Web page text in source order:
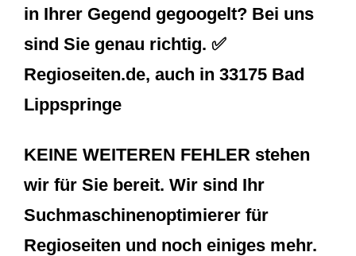
in Ihrer Gegend gegoogelt? Bei uns
sind Sie genau richtig. ✅
Regioseiten.de, auch in 33175 Bad
Lippspringe
KEINE WEITEREN FEHLER stehen
wir für Sie bereit. Wir sind Ihr
Suchmaschinenoptimierer für
Regioseiten und noch einiges mehr.